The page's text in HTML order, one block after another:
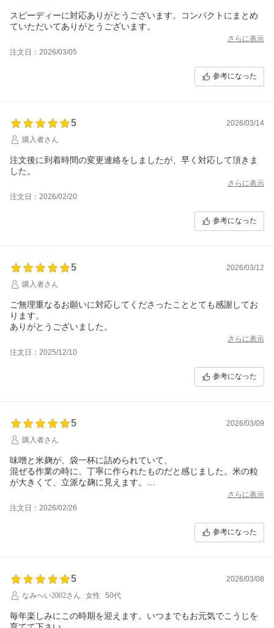
スピーディーに対応ありがとうございます。コンパクトにまとめ
ていただいてありがとうございます。
さらに表示
注文日：2026/03/05
参考になった
5
2026/03/14
購入者さん
注文後に到着時間の変更連絡をしましたが、早く対応して頂きま
した。
さらに表示
注文日：2026/02/20
参考になった
5
2026/03/12
購入者さん
ご無理重なるお願いに対応してくださったこととても感謝してお
ります。
ありがとうございました。
さらに表示
注文日：2025/12/10
参考になった
5
2026/03/09
購入者さん
味噌と米麹が、袋一杯に詰められていて、
混ぜる作業の時に、丁寧に作られたものだと感じました。米の粒
が大きくて、立派な麹に見えます。
さらに表示
注文日：2026/02/26
参考になった
5
2026/03/08
なみへい2002さん
女性 50代
毎年楽しみにこの時期を迎えます。いつまでもお元気でこうじを